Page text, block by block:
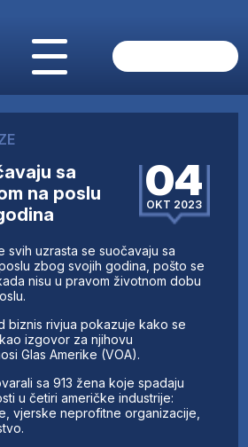
sa
na poslu
04
OKT 2023
svih uzrasta se suočavaju sa
zbog svojih godina, pošto se
nisu u pravom životnom dobu
biznis rivjua pokazuje kako se
izgovor za njihovu
Glas Amerike (VOA).
sa 913 žena koje spadaju
u četiri američke industrije:
vjerske neprofitne organizacije,